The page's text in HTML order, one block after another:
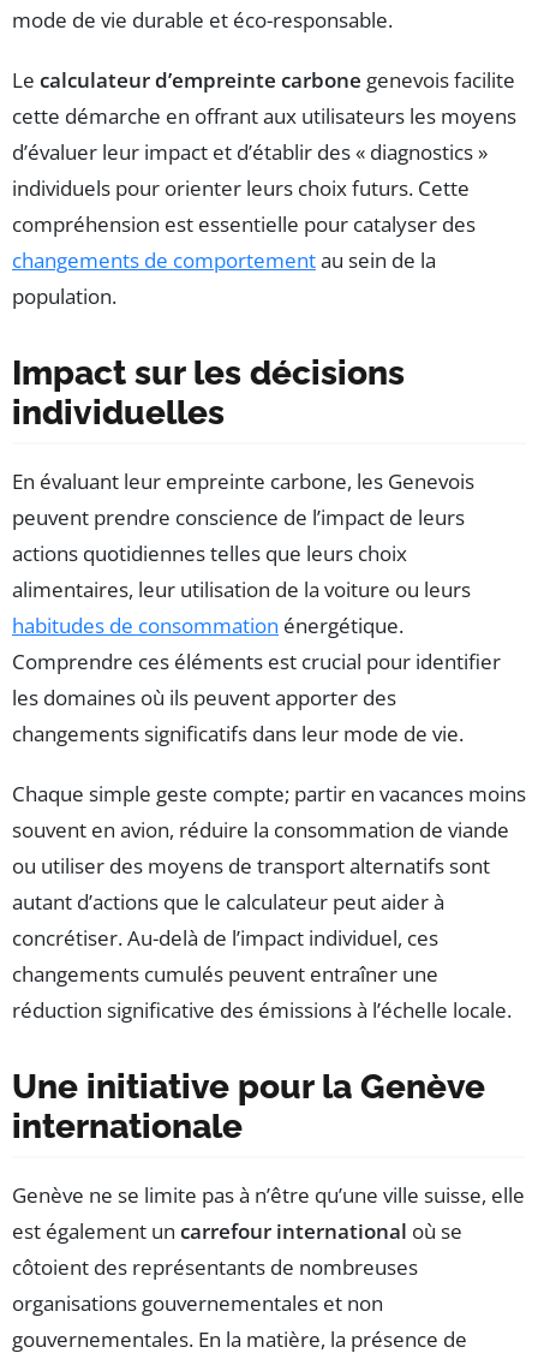
mode de vie durable et éco-responsable.
Le calculateur d’empreinte carbone genevois facilite
cette démarche en offrant aux utilisateurs les moyens
d’évaluer leur impact et d’établir des « diagnostics »
individuels pour orienter leurs choix futurs. Cette
compréhension est essentielle pour catalyser des
changements de comportementau sein de la
population.
Impact sur les décisions
individuelles
En évaluant leur empreinte carbone, les Genevois
peuvent prendre conscience de l’impact de leurs
actions quotidiennes telles que leurs choix
alimentaires, leur utilisation de la voiture ou leurs
habitudes de consommation énergétique.
Comprendre ces éléments est crucial pour identifier
les domaines où ils peuvent apporter des
changements significatifs dans leur mode de vie.
Chaque simple geste compte; partir en vacances moins
souvent en avion, réduire la consommation de viande
ou utiliser des moyens de transport alternatifs sont
autant d’actions que le calculateur peut aider à
concrétiser. Au-delà de l’impact individuel, ces
changements cumulés peuvent entraîner une
réduction significative des émissions à l’échelle locale.
Une initiative pour la Genève
internationale
Genève ne se limite pas à n’être qu’une ville suisse, elle
est également un carrefour international où se
côtoient des représentants de nombreuses
organisations gouvernementales et non
gouvernementales. En la matière, la présence de